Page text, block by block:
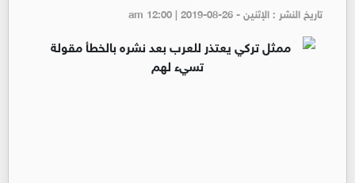
تاريخ النشر : الإثنين - am 12:00 | 2019-08-26